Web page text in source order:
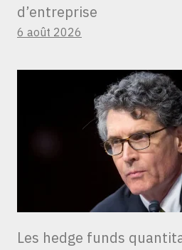
d’entreprise
6 août 2026
Les hedge funds